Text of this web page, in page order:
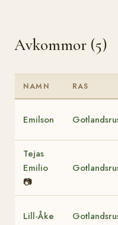
Avkommor (5)
NAMN RAS
Emilson
Tejas
Emilio
📷
Lill-Åke